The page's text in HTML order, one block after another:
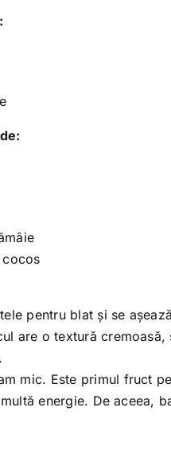
pentru blat și se
are o textură
mic. Este primul fruct
energie. De aceea,